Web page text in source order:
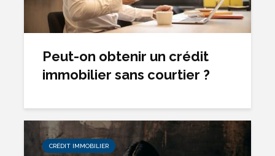
Peut-on obtenir un crédit
immobilier sans courtier ?
CRÉDIT IMMOBILIER